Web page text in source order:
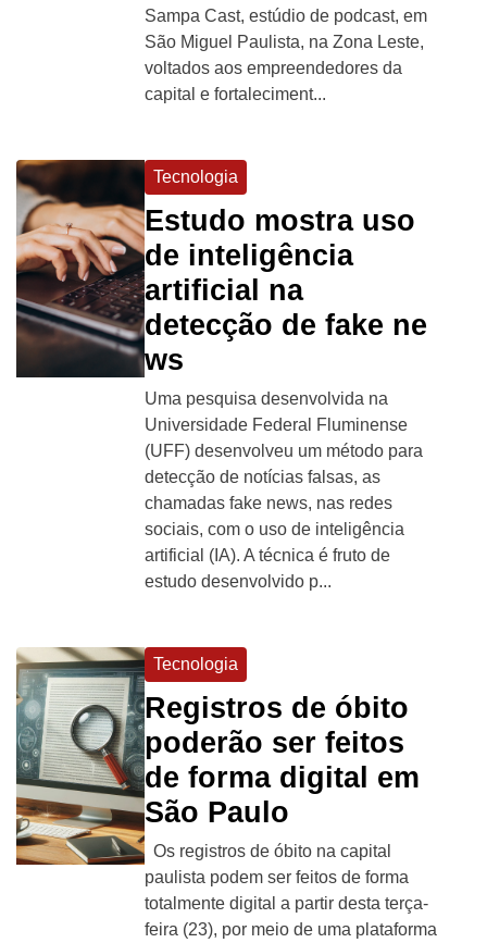
Sampa Cast, estúdio de podcast, em
São Miguel Paulista, na Zona Leste,
voltados aos empreendedores da
capital e fortaleciment...
Tecnologia
Estudo mostra uso
de inteligência
artificial na
detecção de fake ne
ws
Uma pesquisa desenvolvida na
Universidade Federal Fluminense
(UFF) desenvolveu um método para
detecção de notícias falsas, as
chamadas fake news, nas redes
sociais, com o uso de inteligência
artificial (IA). A técnica é fruto de
estudo desenvolvido p...
Tecnologia
Registros de óbito
poderão ser feitos
de forma digital em
São Paulo
Os registros de óbito na capital
paulista podem ser feitos de forma
totalmente digital a partir desta terça-
feira (23), por meio de uma plataforma